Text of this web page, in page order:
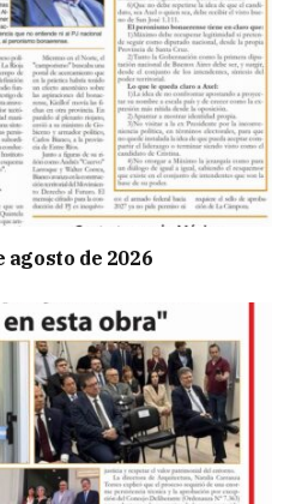
agosto de 2026